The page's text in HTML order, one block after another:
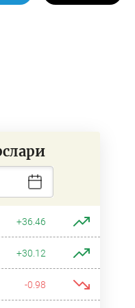
+36.46
+30.12
-0.98